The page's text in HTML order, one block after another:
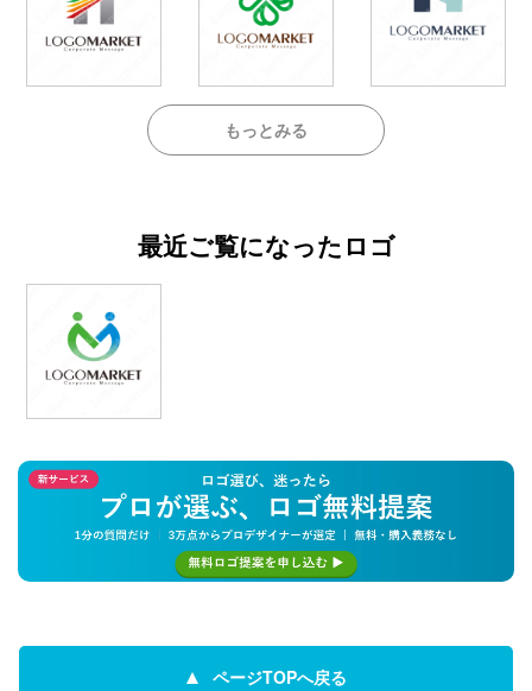
もっとみる
最近ご覧になったロゴ
ページTOPへ戻る